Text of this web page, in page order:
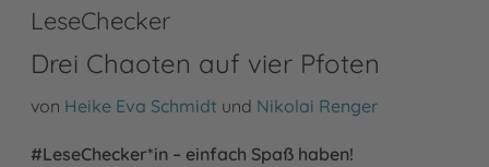
LeseChecker
Drei Chaoten auf vier Pfoten
von Heike Eva Schmidt und Nikolai Renger
#LeseChecker*in – einfach Spaß haben!